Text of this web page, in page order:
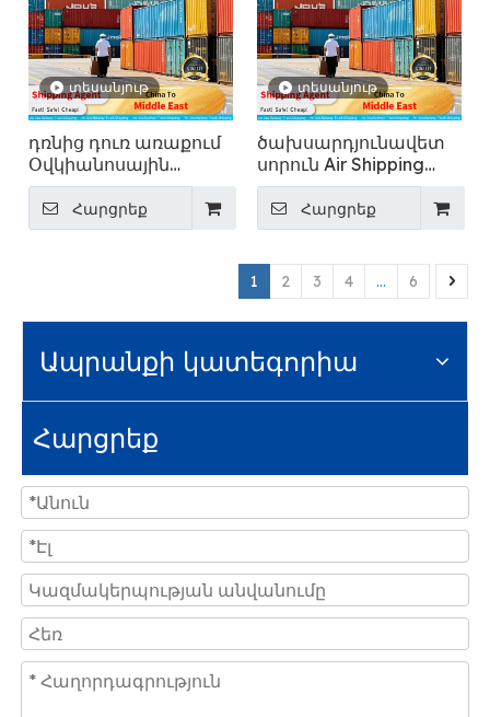
տեսանյութ
դռնից դուռ առաքում
Օվկիանոսային
բեռնափոխադրումներ՝
ԹռիչքՀարցրեք
տեսանյութ
ծախսարդյունավետ
սորուն Air Shipping
ընկերություն - Flying
Հարցրեք
1 2 3 4 ... 6
Ապրանքի կատեգորիա
Հարցրեք